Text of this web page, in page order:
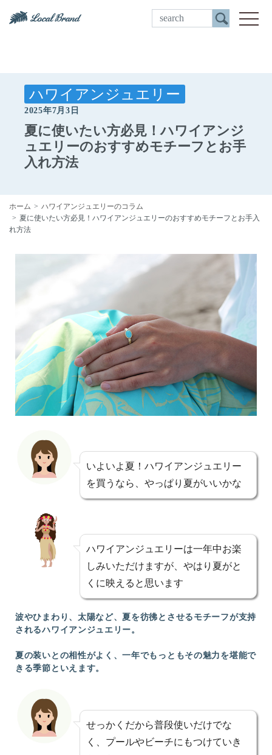
ご来店予約
ハワイアンジュエリー
2025年7月3日
夏に使いたい方必見！ハワイアンジ
ュエリーのおすすめモチーフとお手
入れ方法
ホーム
ハワイアンジュエリーのコラム
夏に使いたい方必見！ハワイアンジュエリーのおすすめモチーフとお手入
れ方法
いよいよ夏！ハワイアンジュエリー
を買うなら、やっぱり夏がいいかな
ハワイアンジュエリーは一年中お楽
しみいただけますが、やはり夏がと
くに映えると思います
波やひまわり、太陽など、夏を彷彿とさせるモチーフが支持
されるハワイアンジュエリー。
夏の装いとの相性がよく、一年でもっともその魅力を堪能で
きる季節といえます。
せっかくだから普段使いだけでな
く、プールやビーチにもつけていき